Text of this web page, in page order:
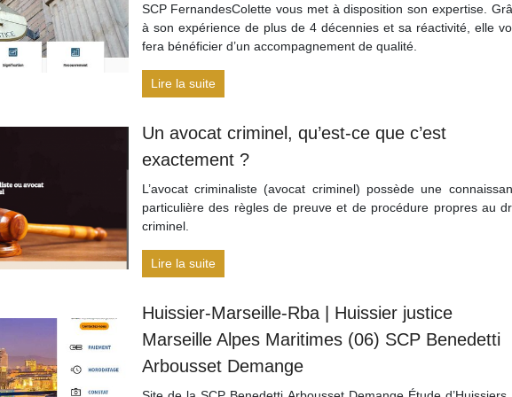
SCP FernandesColette vous met à disposition son expertise.
à son expérience de plus de 4 décennies et sa réactivité, elle
fera bénéficier d’un accompagnement de qualité.
Lire la suite
Un avocat criminel, qu’est-ce que c’est
exactement ?
L’avocat criminaliste (avocat criminel) possède une
particulière des règles de preuve et de procédure propres au
criminel.
Lire la suite
Huissier-Marseille-Rba | Huissier justice
Marseille Alpes Maritimes (06) SCP Benedetti
Arbousset Demange